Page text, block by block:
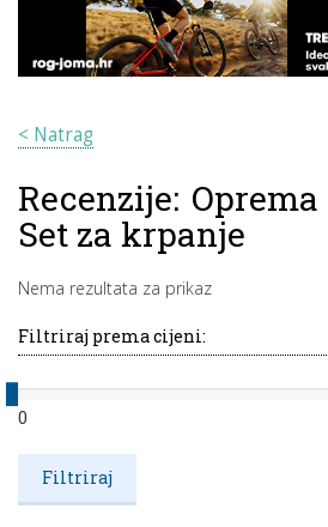
< Natrag
Recenzije: Oprema
Set za krpanje
Nema rezultata za prikaz
Filtriraj prema cijeni:
0